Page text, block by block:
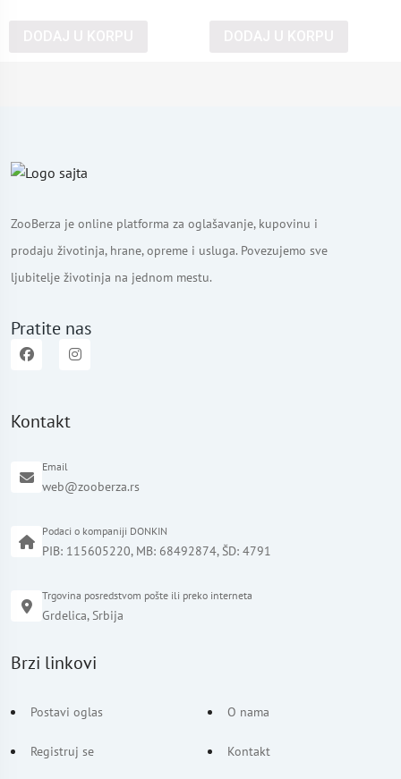
ZooBerza je online platforma za oglašavanje, kupovinu i
prodaju životinja, hrane, opreme i usluga. Povezujemo sve
ljubitelje životinja na jednom mestu.
Pratite nas
Kontakt
Email
web@zooberza.rs
Podaci o kompaniji DONKIN
PIB: 115605220, MB: 68492874, ŠD: 4791
Trgovina posredstvom pošte ili preko interneta
Grdelica, Srbija
Brzi linkovi
Postavi oglas
Registruj se
O nama
Kontakt